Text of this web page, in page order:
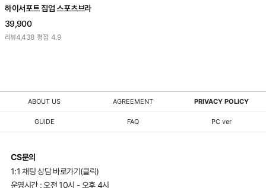
하이서포트 집업 스포츠브라
39,900
리뷰4,438 평점 4.9
ABOUT US AGREEMENT PRIVACY POLICY
GUIDE FAQ PC ver
CS문의
1:1 채팅 상담 바로가기(클릭)
운영시간 : 오전 10시 - 오후 4시